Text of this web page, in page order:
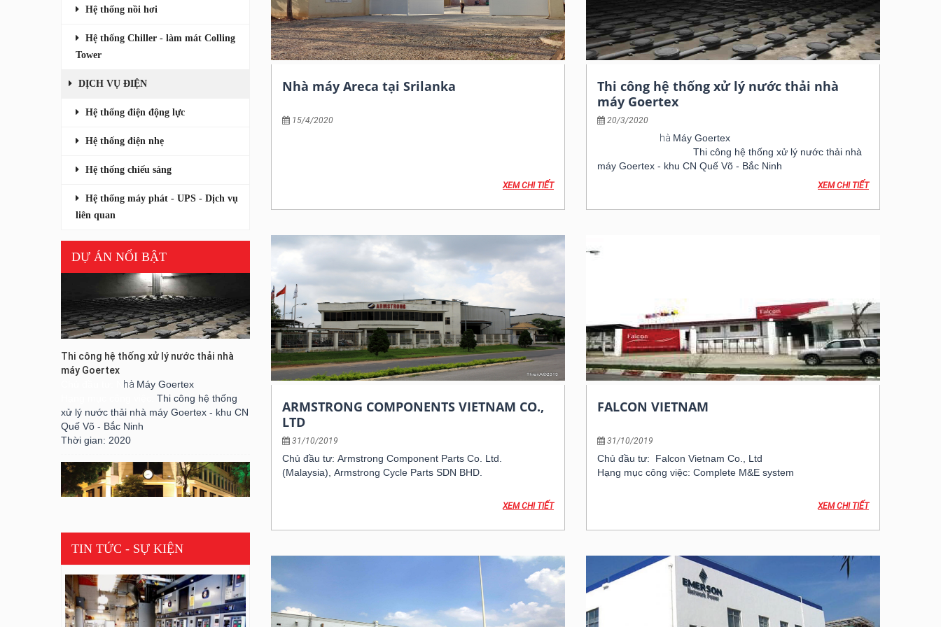
Hệ thống nồi hơi
Hệ thống Chiller - làm mát Colling
Tower
DỊCH VỤ ĐIỆN
Hệ thống điện động lực
Hệ thống điện nhẹ
Hệ thống chiếu sáng
Hệ thống máy phát - UPS - Dịch vụ
liên quan
DỰ ÁN NỔI BẬT
Hạng mục thi công: Tổng thầu cơ điện
Hoàn thành: năm 2018
Thi công hệ thống xử lý nước thải nhà
máy Goertex
Chủ đầu tư: N
Hạng mục công việc: Thi công hệ thống
xử lý nước thải nhà máy Goertex - khu CN
Quế Võ - Bắc Ninh
Thời gian: 2020
CỬA HÀNG GUCCI VIETNAM
Chủ đầu tư: GUCCI Corporation
Hạng mục công việc: Electrical, LAN &
Telephone Services
Thời gian: 2010
TIN TỨC - SỰ KIỆN
Nhà máy Areca tại Srilanka
15/4/2020
XEM CHI TIẾT
Thi công hệ thống xử lý nước thải nhà
máy Goertex
20/3/2020
hà Máy Goertex
Thi công hệ thống xử lý nước thải nhà
máy Goertex - khu CN Quế Võ - Bắc Ninh
XEM CHI TIẾT
ARMSTRONG COMPONENTS VIETNAM CO.,
LTD
31/10/2019
Chủ đầu tư: Armstrong Component Parts Co. Ltd.
(Malaysia), Armstrong Cycle Parts SDN BHD.
XEM CHI TIẾT
FALCON VIETNAM
31/10/2019
Chủ đầu tư: Falcon Vietnam Co., Ltd
Hạng mục công việc: Complete M&E system
XEM CHI TIẾT